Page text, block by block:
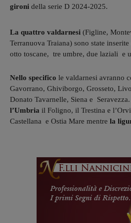
gironi della serie D 2024-2025.
La quattro valdarnesi (Figline,
Terranuova Traiana) sono state inserite
otto toscane, tre umbre, due laziali e
Nello specifico le valdarnesi avranno
Gavorrano, Ghiviborgo, Grosseto,
Donato Tavarnelle, Siena e Seravezza.
l’Umbria il Foligno, il Trestina e
Castellana e Ostia Mare mentre la